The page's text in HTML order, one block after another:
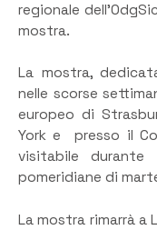
regionale
mostra.
La mostra,
nelle scorse
europeo di
York e presso il
visitabile
pomeridiane di
La mostra rimarrà a